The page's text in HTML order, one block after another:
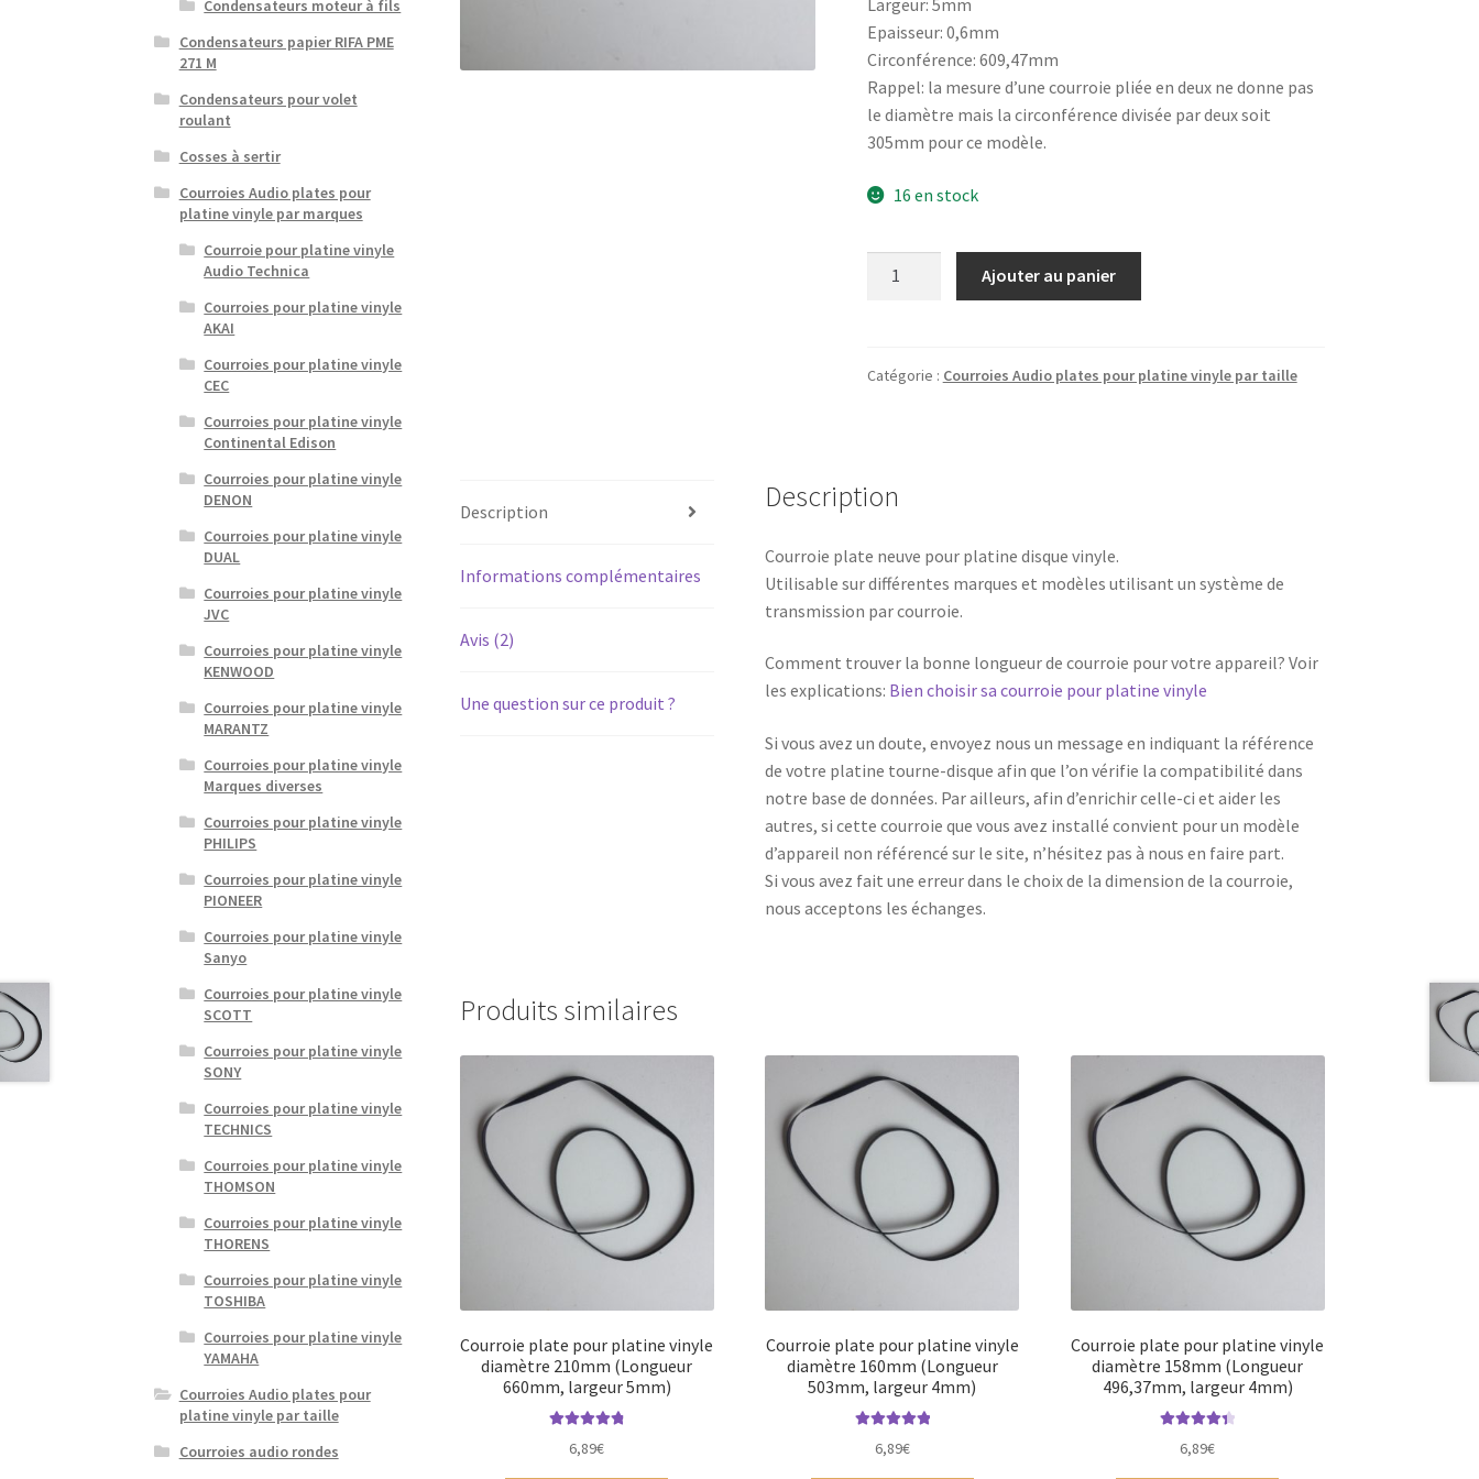
Largeur: 5mm
Epaisseur: 0,6mm
Circonférence: 609,47mm
Rappel: la mesure d’une courroie pliée en deux ne donne pas
le diamètre mais la circonférence divisée par deux soit
305mm pour ce modèle.
16 en stock
pour
194mm
(Longueur
largeur
5mm)
Ajouter au panier
Catégorie : Courroies Audio plates pour platine vinyle par taille
Description
Informations complémentaires
Avis (2)
Une question sur ce produit ?
Description
Courroie plate neuve pour platine disque vinyle.
Utilisable sur différentes marques et modèles utilisant un système de
transmission par courroie.
Comment trouver la bonne longueur de courroie pour votre appareil? Voir
les explications: Bien choisir sa courroie pour platine vinyle
Si vous avez un doute, envoyez nous un message en indiquant la référence
de votre platine tourne-disque afin que l’on vérifie la compatibilité dans
notre base de données. Par ailleurs, afin d’enrichir celle-ci et aider les
autres, si cette courroie que vous avez installé convient pour un modèle
d’appareil non référencé sur le site, n’hésitez pas à nous en faire part.
Si vous avez fait une erreur dans le choix de la dimension de la courroie,
nous acceptons les échanges.
Produits similaires
Courroie plate pour platine vinyle
diamètre 210mm (Longueur
660mm, largeur 5mm)
6,89€
Courroie plate pour platine vinyle
diamètre 160mm (Longueur
503mm, largeur 4mm)
6,89€
Courroie plate pour platine vinyle
diamètre 158mm (Longueur
496,37mm, largeur 4mm)
sur 5
6,89€
Condensateurs moteur à fils
Condensateurs papier RIFA PME
271 M
Condensateurs pour volet
roulant
Cosses à sertir
Courroies Audio plates pour
platine vinyle par marques
Courroie pour platine vinyle
Audio Technica
Courroies pour platine vinyle
AKAI
Courroies pour platine vinyle
CEC
Courroies pour platine vinyle
Continental Edison
Courroies pour platine vinyle
DENON
Courroies pour platine vinyle
DUAL
Courroies pour platine vinyle
JVC
Courroies pour platine vinyle
KENWOOD
Courroies pour platine vinyle
MARANTZ
Courroies pour platine vinyle
Marques diverses
Courroies pour platine vinyle
PHILIPS
Courroies pour platine vinyle
PIONEER
Courroies pour platine vinyle
Sanyo
Courroies pour platine vinyle
SCOTT
Courroies pour platine vinyle
SONY
Courroies pour platine vinyle
TECHNICS
Courroies pour platine vinyle
THOMSON
Courroies pour platine vinyle
THORENS
Courroies pour platine vinyle
TOSHIBA
Courroies pour platine vinyle
YAMAHA
Courroies Audio plates pour
platine vinyle par taille
Courroies audio rondes